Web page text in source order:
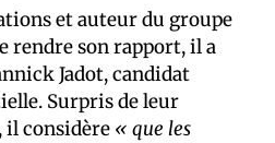
et auteur du groupe
rendre son rapport, il a
Jadot, candidat
Surpris de leur
, il considère « que les